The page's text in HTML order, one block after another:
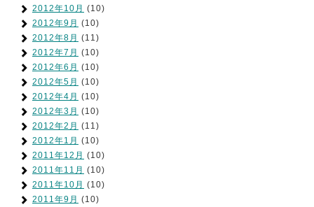
2012年10月 (10)
2012年9月 (10)
2012年8月 (11)
2012年7月 (10)
2012年6月 (10)
2012年5月 (10)
2012年4月 (10)
2012年3月 (10)
2012年2月 (11)
2012年1月 (10)
2011年12月 (10)
2011年11月 (10)
2011年10月 (10)
2011年9月 (10)